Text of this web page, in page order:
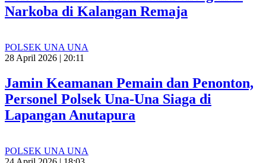
Narkoba di Kalangan Remaja
POLSEK UNA UNA
28 April 2026 | 20:11
Jamin Keamanan Pemain dan Penonton,
Personel Polsek Una-Una Siaga di
Lapangan Anutapura
POLSEK UNA UNA